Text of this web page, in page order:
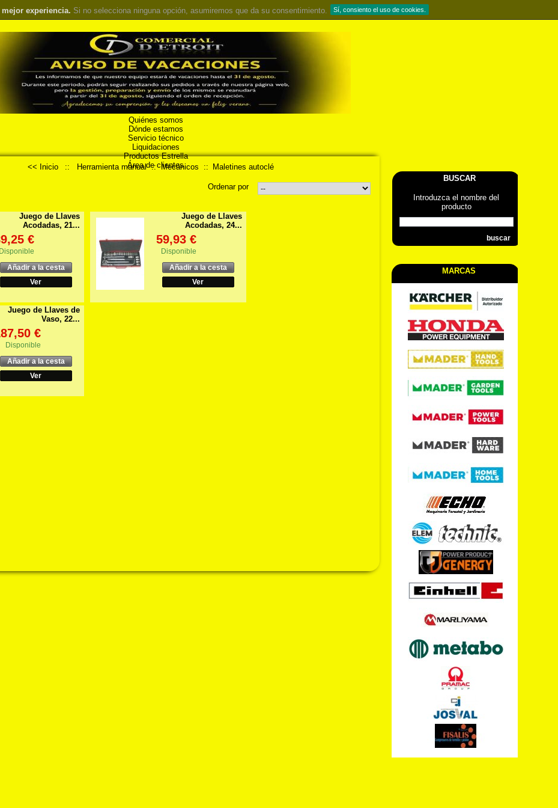
experiencia. Si no selecciona ninguna opción, asumiremos que da su consentimiento. Sí, consiento el uso de cookies.
Quiénes somos
Dónde estamos
Servicio técnico
Liquidaciones
Productos Estrella
Área de clientes
<< Inicio :: Herramienta manual :: Mecánicos :: Maletines autoclé
Ordenar por
Juego de Llaves
Acodadas, 21...
€
Disponible
Añadir a la cesta
Ver
Juego de Llaves
Acodadas, 24...
59,93 €
Disponible
Añadir a la cesta
Ver
Juego de Llaves de
Vaso, 22...
€
Disponible
Añadir a la cesta
Ver
BUSCAR
Introduzca el nombre del
producto
MARCAS